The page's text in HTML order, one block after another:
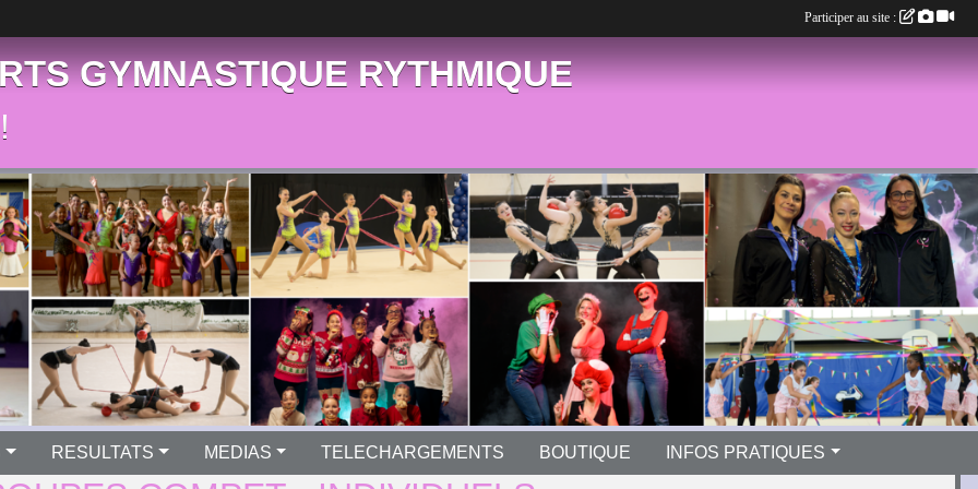
GYMNASTIQUE RYTHMIQUE
RESULTATS MEDIAS TELECHARGEMENTS BOUTIQUE INFOS PRATIQUES
Participer au site :